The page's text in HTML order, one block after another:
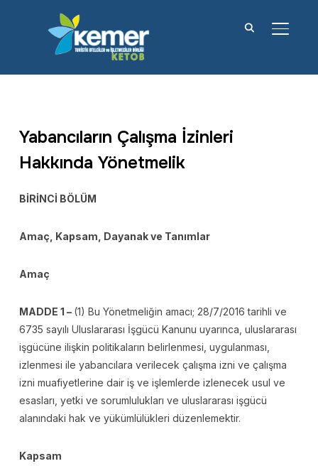
YAN
Yabancıların Çalışma İzinleri
Hakkında Yönetmelik
BİRİNCİ BÖLÜM
Amaç, Kapsam, Dayanak ve Tanımlar
Amaç
MADDE 1 – (1) Bu Yönetmeliğin amacı; 28/7/2016 tarihli ve
6735 sayılı Uluslararası İşgücü Kanunu uyarınca, uluslararası
işgücüne ilişkin politikaların belirlenmesi, uygulanması,
izlenmesi ile yabancılara verilecek çalışma izni ve çalışma
izni muafiyetlerine dair iş ve işlemlerde izlenecek usul ve
esasları, yetki ve sorumlulukları ve uluslararası işgücü
alanındaki hak ve yükümlülükleri düzenlemektir.
Kapsam